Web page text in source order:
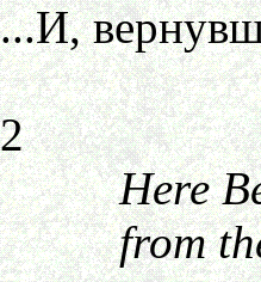
...И,
2
Here
from the